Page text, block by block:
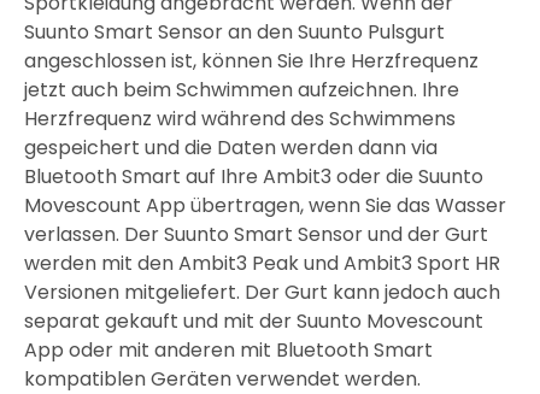
Suunto Smart Sensor an den Suunto Pulsgurt
angeschlossen ist, können Sie Ihre Herzfrequenz
jetzt auch beim Schwimmen aufzeichnen. Ihre
Herzfrequenz wird während des Schwimmens
gespeichert und die Daten werden dann via
Bluetooth Smart auf Ihre Ambit3 oder die Suunto
Movescount App übertragen, wenn Sie das Wasser
verlassen. Der Suunto Smart Sensor und der Gurt
werden mit den Ambit3 Peak und Ambit3 Sport HR
Versionen mitgeliefert. Der Gurt kann jedoch auch
separat gekauft und mit der Suunto Movescount
App oder mit anderen mit Bluetooth Smart
kompatiblen Geräten verwendet werden.